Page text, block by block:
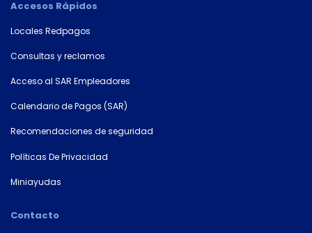
Accesos Rápidos
Locales Redpagos
Consultas y reclamos
Acceso al SAR Empleadores
Calendario de Pagos (SAR)
Recomendaciones de seguridad
Políticas De Privacidad
Miniayudas
Contacto